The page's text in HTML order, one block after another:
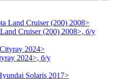
Cruiser (200) 2008>, б/у
2024>, б/у